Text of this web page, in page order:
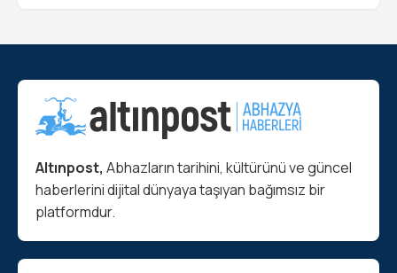
Altınpost, Abhazların tarihini, kültürünü ve güncel
haberlerini dijital dünyaya taşıyan bağımsız bir
platformdur.